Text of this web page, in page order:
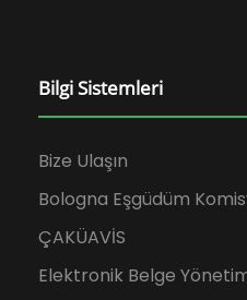
Bilgi Sistemleri
Bize Ulaşın
Bologna Eşgüdüm
ÇAKÜAVİS
Elektronik Belge